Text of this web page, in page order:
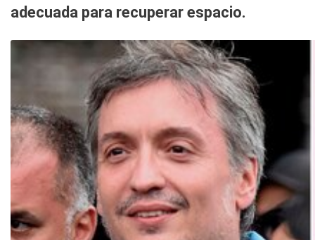
adecuada para recuperar espacio.